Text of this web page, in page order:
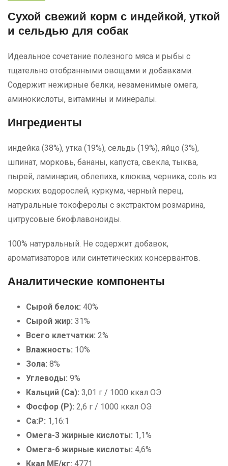
Сухой свежий корм с индейкой, уткой
и сельдью для собак
Идеальное сочетание полезного мяса и рыбы с
тщательно отобранными овощами и добавками.
Содержит нежирные белки, незаменимые омега,
аминокислоты, витамины и минералы.
Ингредиенты
индейка (38%), утка (19%), сельдь (19%), яйцо (3%),
шпинат, морковь, бананы, капуста, свекла, тыква,
пырей, ламинария, облепиха, клюква, черника, соль из
морских водорослей, куркума, черный перец,
натуральные токоферолы с экстрактом розмарина,
цитрусовые биофлавоноиды.
100% натуральный. Не содержит добавок,
ароматизаторов или синтетических консервантов.
Аналитические компоненты
Сырой белок: 40%
Сырой жир: 31%
Всего клетчатки: 2%
Влажность: 10%
Зола: 8%
Углеводы: 9%
Кальций (Ca): 3,01 г / 1000 ккал ОЭ
Фосфор (P): 2,6 г / 1000 ккал ОЭ
Ca:P: 1,16:1
Омега-3 жирные кислоты: 1,1%
Омега-6 жирные кислоты: 4,6%
Ккал МЕ/кг: 4771